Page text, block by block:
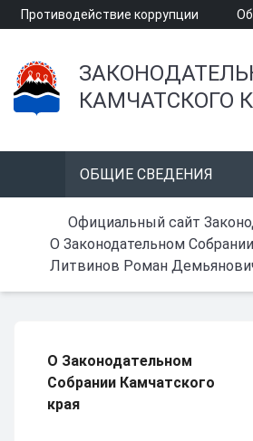
Противодействие коррупции
КАМЧАТСКОГО
ОБЩИЕ СВЕДЕНИЯ
Официальный сайт
О Законодательном
Литвинов Роман
О Законодательном
Собрании Камчатского
края